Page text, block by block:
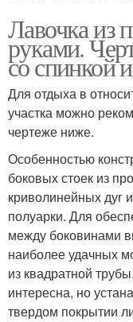
Лавочка из
руками.
со спинкой
Для отдыха в
участка можно
чертеже ниже.
Особенностью
боковых стоек из
криволинейных дуг
полуарки. Для
между боковинами
наиболее удачных
из квадратной
интересна, но
твердом покрытии